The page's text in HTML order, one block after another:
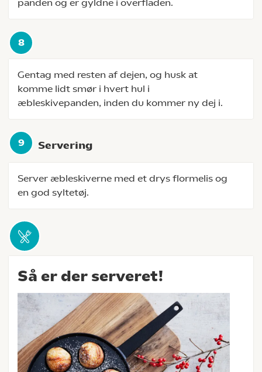
panden og er gyldne i overfladen.
Gentag med resten af dejen, og husk at
komme lidt smør i hvert hul i
æbleskivepanden, inden du kommer ny dej i.
Servering
Server æbleskiverne med et drys flormelis og
en god syltetøj.
Så er der serveret!